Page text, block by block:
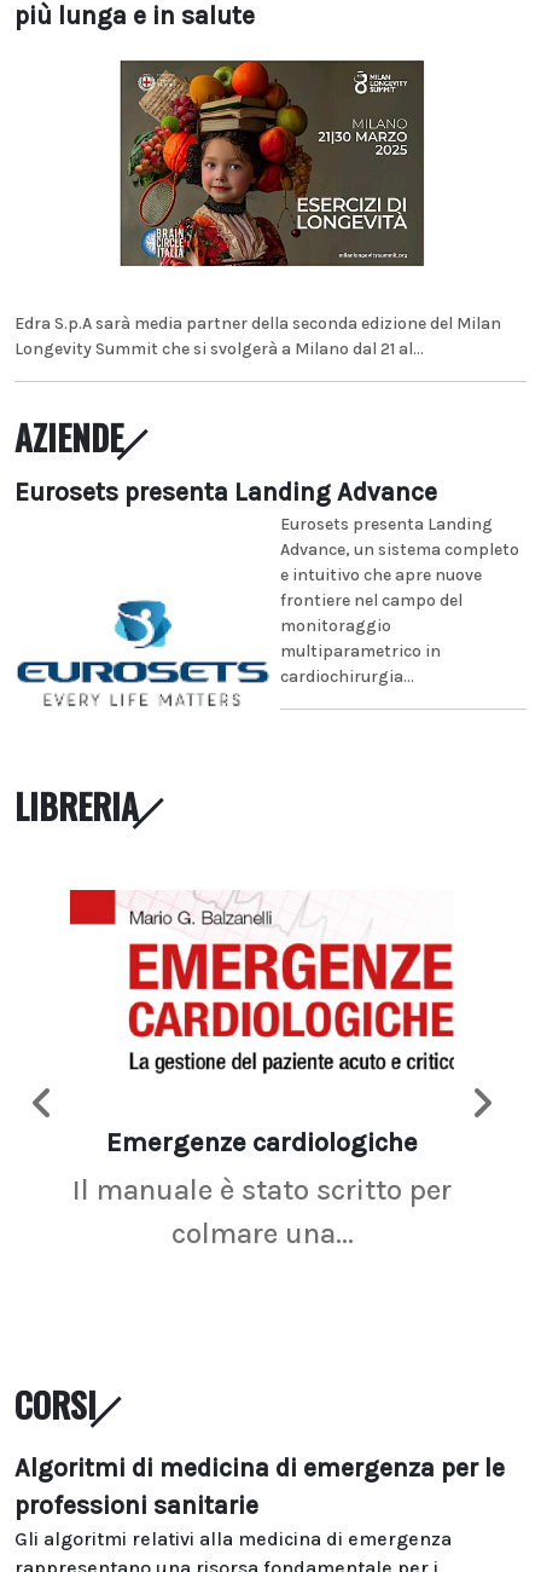
più lunga e in salute
Edra S.p.A sarà media partner della seconda edizione del Milan
Longevity Summit che si svolgerà a Milano dal 21 al...
AZIENDE
Eurosets presenta Landing Advance
Eurosets presenta Landing
Advance, un sistema completo
e intuitivo che apre nuove
frontiere nel campo del
monitoraggio
multiparametrico in
cardiochirurgia...
LIBRERIA
Emergenze cardiologiche
Il manuale è stato scritto per
colmare una...
CORSI
Algoritmi di medicina di emergenza per le
professioni sanitarie
Gli algoritmi relativi alla medicina di emergenza